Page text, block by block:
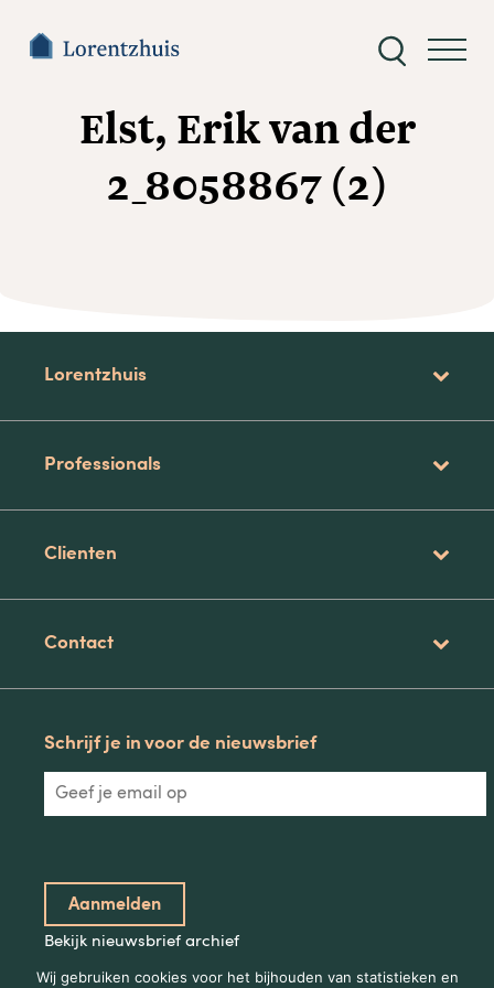
Zoeken
Elst, Erik van der
2_8058867 (2)
Lorentzhuis
Professionals
Clienten
Contact
Schrijf je in voor de nieuwsbrief
Bekijk nieuwsbrief archief
Wij gebruiken cookies voor het bijhouden van statistieken en